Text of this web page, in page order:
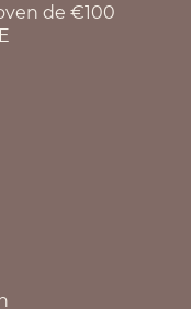
de €100